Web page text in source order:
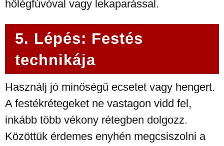
hőlégfúvóval vagy lekaparással.
5. Lépés: Festés
technikája
Használj jó minőségű ecsetet vagy hengert.
A festékrétegeket ne vastagon vidd fel,
inkább több vékony rétegben dolgozz.
Közöttük érdemes enyhén megcsiszolni a